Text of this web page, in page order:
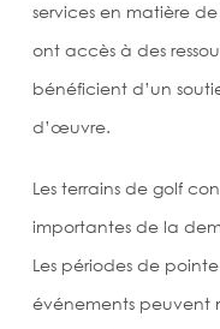
services en matière
ont accès à des
bénéficient d’un
d’œuvre.
Les terrains de golf
importantes de la
Les périodes de
événements peuvent